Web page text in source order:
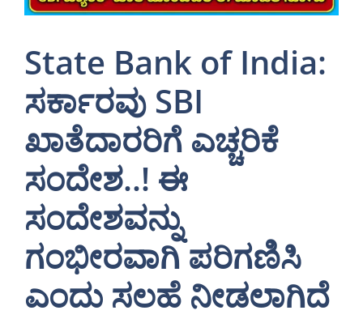
State Bank of India:
ಸರ್ಕಾರವು SBI
ಖಾತೆದಾರರಿಗೆ ಎಚ್ಚರಿಕೆ
ಸಂದೇಶ..! ಈ
ಸಂದೇಶವನ್ನು
ಗಂಭೀರವಾಗಿ ಪರಿಗಣಿಸಿ
ಎಂದು ಸಲಹೆ ನೀಡಲಾಗಿದೆ